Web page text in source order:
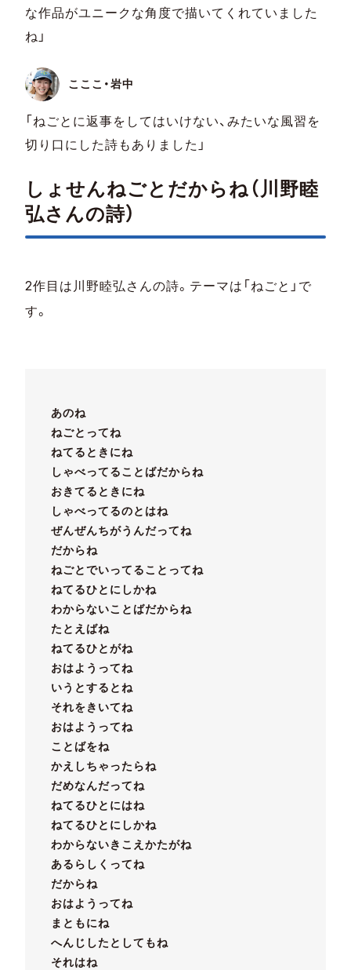
な作品がユニークな角度で描いてくれていました
ね」
こここ・岩中
「ねごとに返事をしてはいけない、みたいな風習を
切り口にした詩もありました」
しょせんねごとだからね（川野睦
弘さんの詩）
2作目は川野睦弘さんの詩。テーマは「ねごと」で
す。
あのね
ねごとってね
ねてるときにね
しゃべってることばだからね
おきてるときにね
しゃべってるのとはね
ぜんぜんちがうんだってね
だからね
ねごとでいってることってね
ねてるひとにしかね
わからないことばだからね
たとえばね
ねてるひとがね
おはようってね
いうとするとね
それをきいてね
おはようってね
ことばをね
かえしちゃったらね
だめなんだってね
ねてるひとにはね
ねてるひとにしかね
わからないきこえかたがね
あるらしくってね
だからね
おはようってね
まともにね
へんじしたとしてもね
それはね